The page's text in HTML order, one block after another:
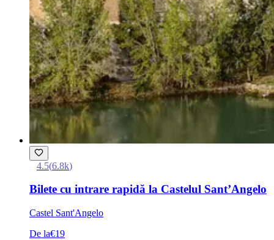
4.5(6.8k)
Bilete cu intrare rapidă la Castelul Sant’Angelo
Castel Sant'Angelo
De la€19